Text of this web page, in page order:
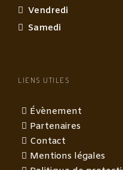
Vendredi
Samedi
LIENS UTILES
Évènement
Partenaires
Contact
Mentions légales